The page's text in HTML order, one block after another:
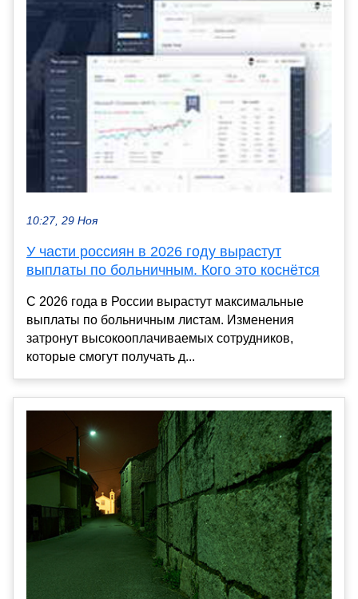
10:27, 29 Ноя
У части россиян в 2026 году вырастут
выплаты по больничным. Кого это коснётся
С 2026 года в России вырастут максимальные
выплаты по больничным листам. Изменения
затронут высокооплачиваемых сотрудников,
которые смогут получать д...